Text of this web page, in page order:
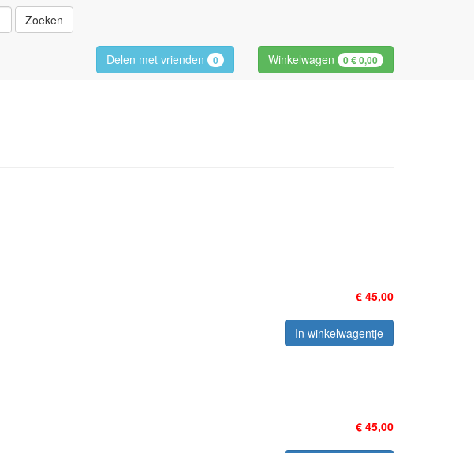
Zoeken
Delen met vrienden 0 Winkelwagen 0€ 0,00
€ 45,00
In winkelwagentje
€ 45,00